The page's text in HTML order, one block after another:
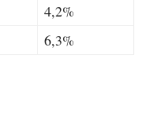
4,2%
6,3%